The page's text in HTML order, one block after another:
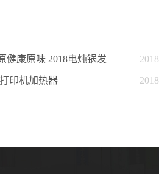
健康原味 2018电炖锅发
势
2018
印机加热器 2018